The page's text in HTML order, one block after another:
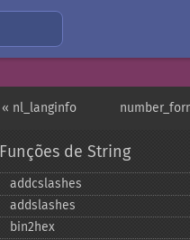
« nl_langinfo
Funções de String
addcslashes
addslashes
bin2hex